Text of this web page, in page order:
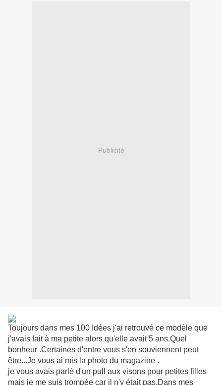
Publicité
Toujours dans mes 100 Idées j'ai retrouvé ce modèle que
j'avais fait à ma petite alors qu'elle avait 5 ans.Quel
bonheur .Certaines d'entre vous s'en souviennent peut
être...Je vous ai mis la photo du magazine .
je vous avais parlé d'un pull aux visons pour petites filles
mais je me suis trompée car il n'y était pas.Dans mes